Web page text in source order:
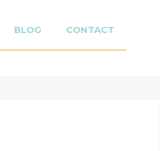
BLOG CONTACT